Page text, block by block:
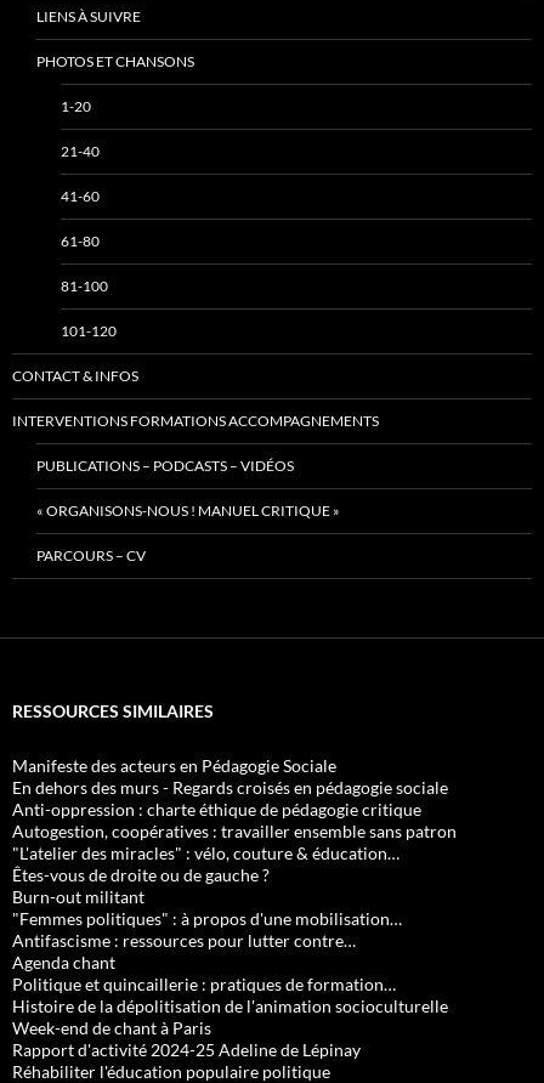
LIENS À SUIVRE
PHOTOS ET CHANSONS
1-20
21-40
41-60
61-80
81-100
101-120
CONTACT & INFOS
INTERVENTIONS FORMATIONS ACCOMPAGNEMENTS
PUBLICATIONS – PODCASTS – VIDÉOS
« ORGANISONS-NOUS ! MANUEL CRITIQUE »
PARCOURS – CV
RESSOURCES SIMILAIRES
Manifeste des acteurs en Pédagogie Sociale
En dehors des murs - Regards croisés en pédagogie sociale
Anti-oppression : charte éthique de pédagogie critique
Autogestion, coopératives : travailler ensemble sans patron
"L'atelier des miracles" : vélo, couture & éducation…
Êtes-vous de droite ou de gauche ?
Burn-out militant
"Femmes politiques" : à propos d'une mobilisation…
Antifascisme : ressources pour lutter contre…
Agenda chant
Politique et quincaillerie : pratiques de formation…
Histoire de la dépolitisation de l'animation socioculturelle
Week-end de chant à Paris
Rapport d'activité 2024-25 Adeline de Lépinay
Réhabiliter l'éducation populaire politique